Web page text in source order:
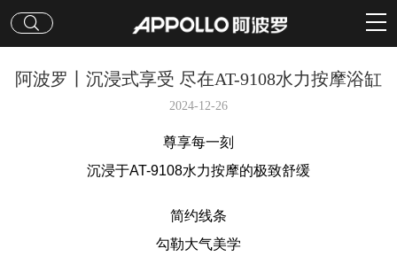
阿波罗丨沉浸式享受 尽在AT-9108水力按摩浴缸
2024-12-26
尊享每一刻
沉浸于AT-9108水力按摩的极致舒缓
简约线条
勾勒大气美学